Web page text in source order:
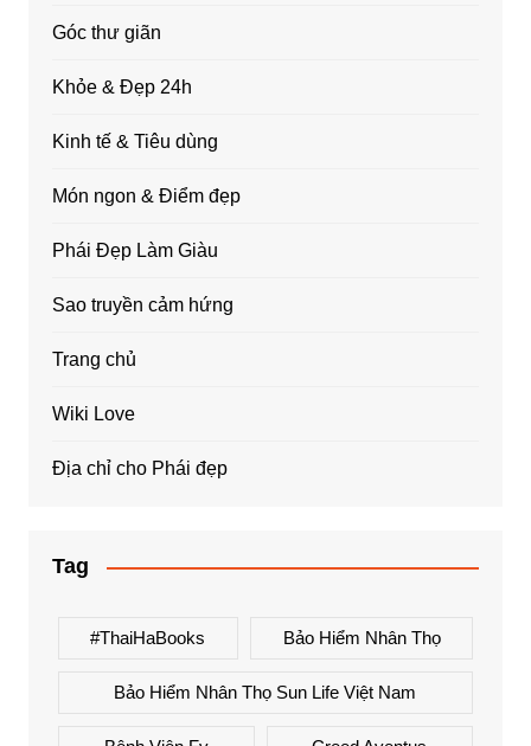
Góc thư giãn
Khỏe & Đẹp 24h
Kinh tế & Tiêu dùng
Món ngon & Điểm đẹp
Phái Đẹp Làm Giàu
Sao truyền cảm hứng
Trang chủ
Wiki Love
Địa chỉ cho Phái đẹp
Tag
#ThaiHaBooks Bảo Hiểm Nhân Thọ
Bảo Hiểm Nhân Thọ Sun Life Việt Nam